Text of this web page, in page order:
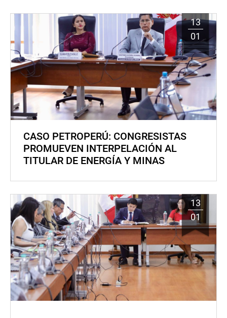
13
01
CASO PETROPERÚ: CONGRESISTAS
PROMUEVEN INTERPELACIÓN AL
TITULAR DE ENERGÍA Y MINAS
13
01